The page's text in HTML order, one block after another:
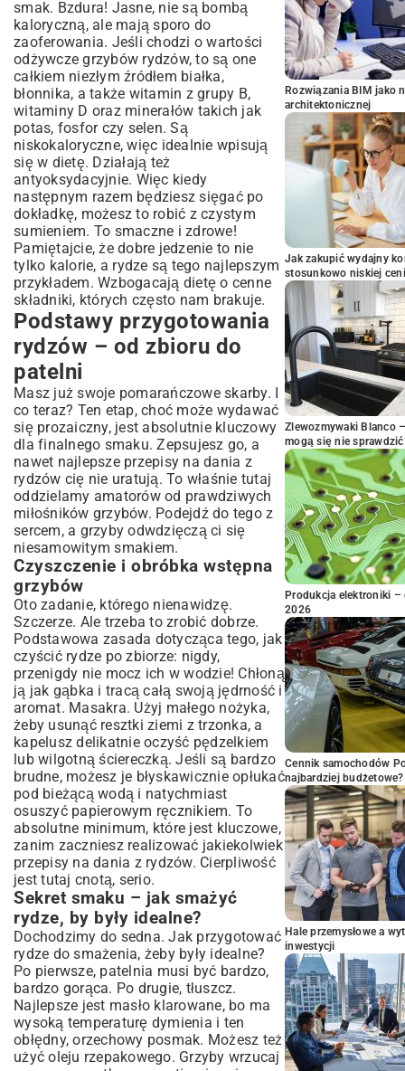
smak. Bzdura! Jasne, nie są bombą
kaloryczną, ale mają sporo do
zaoferowania. Jeśli chodzi o wartości
odżywcze grzybów rydzów, to są one
całkiem niezłym źródłem białka,
błonnika, a także witamin z grupy B,
witaminy D oraz minerałów takich jak
potas, fosfor czy selen. Są
niskokaloryczne, więc idealnie wpisują
się w dietę. Działają też
antyoksydacyjnie. Więc kiedy
następnym razem będziesz sięgać po
dokładkę, możesz to robić z czystym
sumieniem. To smaczne i zdrowe!
Pamiętajcie, że dobre jedzenie to nie
tylko kalorie, a rydze są tego najlepszym
przykładem. Wzbogacają dietę o cenne
składniki, których często nam brakuje.
Podstawy przygotowania
rydzów – od zbioru do
patelni
Masz już swoje pomarańczowe skarby. I
co teraz? Ten etap, choć może wydawać
się prozaiczny, jest absolutnie kluczowy
dla finalnego smaku. Zepsujesz go, a
nawet najlepsze przepisy na dania z
rydzów cię nie uratują. To właśnie tutaj
oddzielamy amatorów od prawdziwych
miłośników grzybów. Podejdź do tego z
sercem, a grzyby odwdzięczą ci się
niesamowitym smakiem.
Czyszczenie i obróbka wstępna
grzybów
Oto zadanie, którego nienawidzę.
Szczerze. Ale trzeba to zrobić dobrze.
Podstawowa zasada dotycząca tego, jak
czyścić rydze po zbiorze: nigdy,
przenigdy nie mocz ich w wodzie! Chłoną
ją jak gąbka i tracą całą swoją jędrność i
aromat. Masakra. Użyj małego nożyka,
żeby usunąć resztki ziemi z trzonka, a
kapelusz delikatnie oczyść pędzelkiem
lub wilgotną ściereczką. Jeśli są bardzo
brudne, możesz je błyskawicznie opłukać
pod bieżącą wodą i natychmiast
osuszyć papierowym ręcznikiem. To
absolutne minimum, które jest kluczowe,
zanim zaczniesz realizować jakiekolwiek
przepisy na dania z rydzów. Cierpliwość
jest tutaj cnotą, serio.
Sekret smaku – jak smażyć
rydze, by były idealne?
Dochodzimy do sedna. Jak przygotować
rydze do smażenia, żeby były idealne?
Po pierwsze, patelnia musi być bardzo,
bardzo gorąca. Po drugie, tłuszcz.
Najlepsze jest masło klarowane, bo ma
wysoką temperaturę dymienia i ten
obłędny, orzechowy posmak. Możesz też
użyć oleju rzepakowego. Grzyby wrzucaj
Rozwiązania BIM jako
architektonicznej
Jak zakupić wydajny
stosunkowo niskiej
Zlewozmywaki Blanco
mogą się nie
Produkcja elektroniki –
2026
Cennik samochodów
najbardziej budżetowe?
Hale przemysłowe a
inwestycji